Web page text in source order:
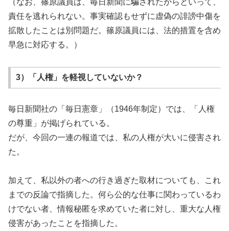
責任を逃れられない。事実確認もせずに虚偽の誹謗中傷を
拡散したことは別問題だ。篠原議員には、法的措置を含め
早急に対応する。）
3）「人権」を軽視していないか？
毎日新聞社の「毎日憲章」（1946年制定）では、「人権
の尊重」が掲げられている。
だが、今回の一連の報道では、私の人権が大いに侵害され
た。
加えて、私以外の者への行き過ぎた取材についても、これ
までの反論で指摘した。何ら公的な仕事に関わっているわ
けでない者、情報秘匿を求めていた者に対し、重大な人権
侵害があったことを指摘した。